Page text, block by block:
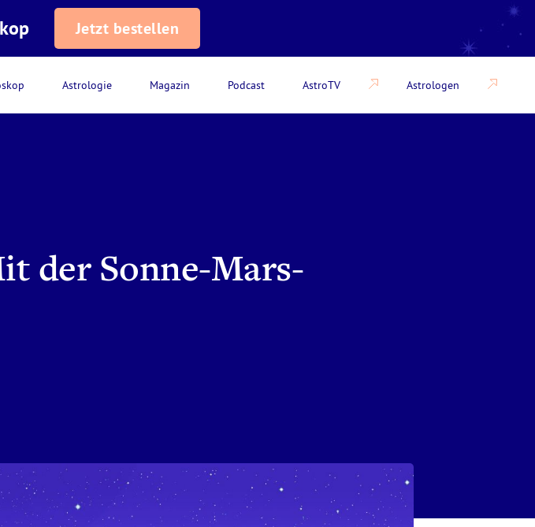
Astrologie Magazin Podcast AstroTV Astrologen
Jetzt bestellen
der Sonne-Mars-